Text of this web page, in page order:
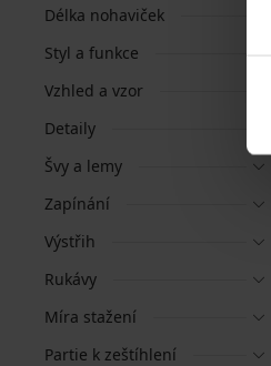
Délka nohaviček
Styl a funkce
Vzhled a vzor
Detaily
Švy a lemy
Zapínání
Výstřih
Rukávy
Míra stažení
Partie k zeštíhlení